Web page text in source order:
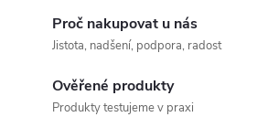
Proč nakupovat u nás
Jistota, nadšení, podpora, radost
Ověřené produkty
Produkty testujeme v praxi